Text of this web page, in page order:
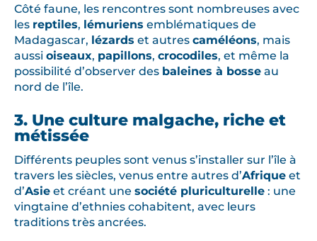
Côté faune, les rencontres sont nombreuses avec
les reptiles, lémuriens emblématiques de
Madagascar, lézards et autres caméléons, mais
aussi oiseaux, papillons, crocodiles, et même la
possibilité d’observer des baleines à bosse au
nord de l’île.
3. Une culture malgache, riche et
métissée
Différents peuples sont venus s’installer sur l’île à
travers les siècles, venus entre autres d’Afrique et
d’Asie et créant une société pluriculturelle : une
vingtaine d’ethnies cohabitent, avec leurs
traditions très ancrées.